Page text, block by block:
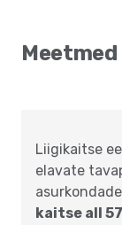
Meetmed
Liigikaitse
elavate
kaitse all